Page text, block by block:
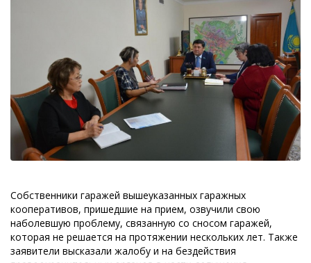
Собственники гаражей вышеуказанных гаражных
кооперативов, пришедшие на прием, озвучили свою
наболевшую проблему, связанную со сносом гаражей,
которая не решается на протяжении нескольких лет. Также
заявители высказали жалобу и на бездействия